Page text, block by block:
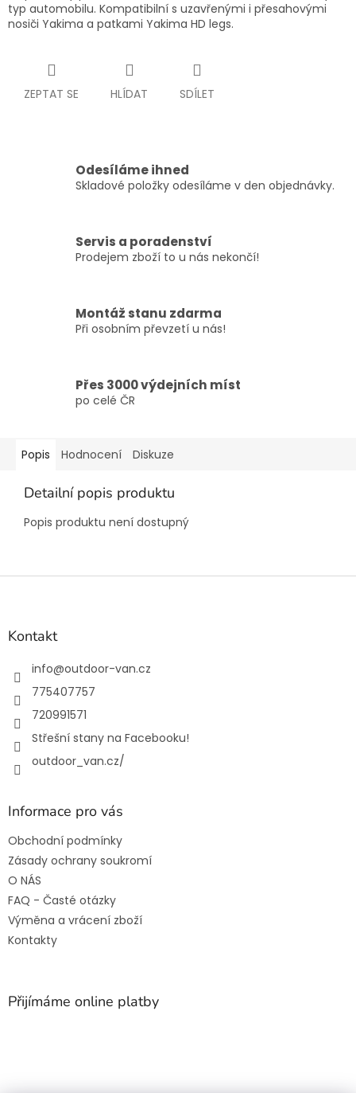
typ automobilu. Kompatibilní s uzavřenými i přesahovými
nosiči Yakima a patkami Yakima HD legs.
ZEPTAT SE HLÍDAT SDÍLET
Odesíláme ihned
Skladové položky odesíláme v den objednávky.
Servis a poradenství
Prodejem zboží to u nás nekončí!
Montáž stanu zdarma
Při osobním převzetí u nás!
Přes 3000 výdejních míst
po celé ČR
Popis Hodnocení Diskuze
Detailní popis produktu
Popis produktu není dostupný
Z
Kontakt
info@outdoor-van.cz
775407757
720991571
Střešní stany na Facebooku!
outdoor_van.cz/
Informace pro vás
Obchodní podmínky
Zásady ochrany soukromí
O NÁS
FAQ - Časté otázky
Výměna a vrácení zboží
Kontakty
Přijímáme online platby